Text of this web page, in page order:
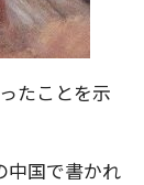
たことを示
中国で書かれ